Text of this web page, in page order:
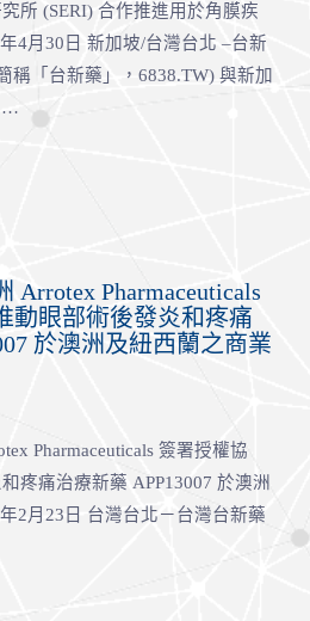
所 (SERI) 合作推進用於角膜疾
4月30日 新加坡/台灣台北 –台新
稱「台新藥」，6838.TW) 與新加
…
Arrotex Pharmaceuticals
動眼部術後發炎和疼痛
於澳洲及紐西蘭之商業
Pharmaceuticals 簽署授權協
疼痛治療新藥 APP13007 於澳洲
2月23日 台灣台北－台灣台新藥